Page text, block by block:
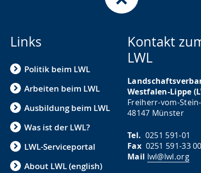
Links
Politik beim LWL
Arbeiten beim LWL
Ausbildung beim LWL
Was ist der LWL?
LWL-Serviceportal
About LWL (english)
Kontakt
LWL
Westfalen-Lippe
Freiherr-vom-
48147 Münster
Tel. 0251 591-01
Fax0251 591-33 00
Mail lwl@lwl.org